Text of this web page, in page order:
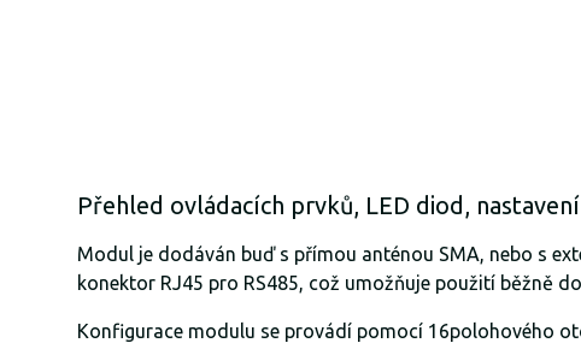
Přehled ovládacích prvků, LED diod,
Modul je dodáván buď s přímou anténou SMA, nebo s
konektor RJ45 pro RS485, což umožňuje použití běžně
Konfigurace modulu se provádí pomocí 16polohového